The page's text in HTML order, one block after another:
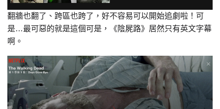
翻牆也翻了、跨區也跨了，好不容易可以開始追劇啦！可
是…最可惡的就是這個可是，《陰屍路》居然只有英文字幕
啊。